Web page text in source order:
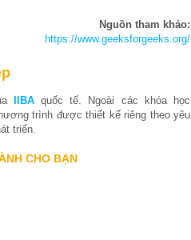
Nguồn tham khảo:
https://www.geeksforgeeks.org/
IIBAquốc tế. Ngoài các khóa học
trình được thiết kế riêng theo yêu
triển.
CHO BẠN